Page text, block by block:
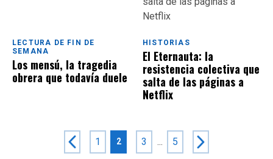
LECTURA DE FIN DE
SEMANA
Los mensú, la tragedia
obrera que todavía duele
HISTORIAS
El Eternauta: la
resistencia colectiva que
salta de las páginas a
Netflix
1 2 3 ... 5